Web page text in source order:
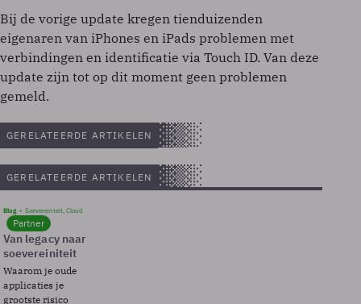
Bij de vorige update kregen tienduizenden
eigenaren van iPhones en iPads problemen met
verbindingen en identificatie via Touch ID. Van deze
update zijn tot op dit moment geen problemen
gemeld.
GERELATEERDE ARTIKELEN
GERELATEERDE ARTIKELEN
Blog Soevereinteit, Cloud
Partner
Van legacy naar
soevereiniteit
Waarom je oude
applicaties je
grootste risico